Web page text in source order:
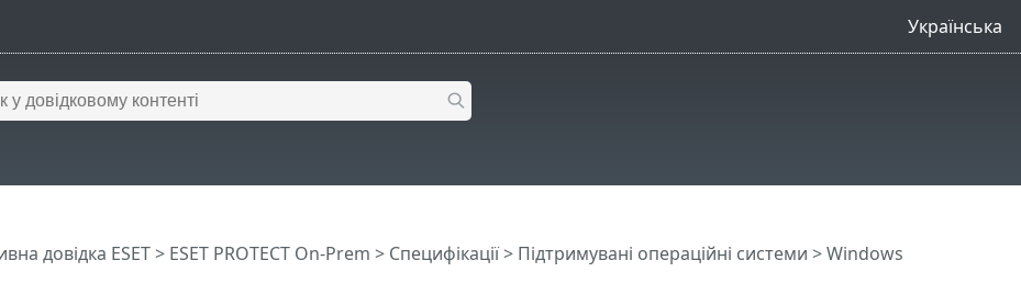
Українська
довідка ESET> ESET PROTECT On-Prem > Специфікації> Підтримувані операційні системи > Windows